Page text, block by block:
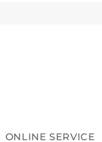
ONLINE SERVICE